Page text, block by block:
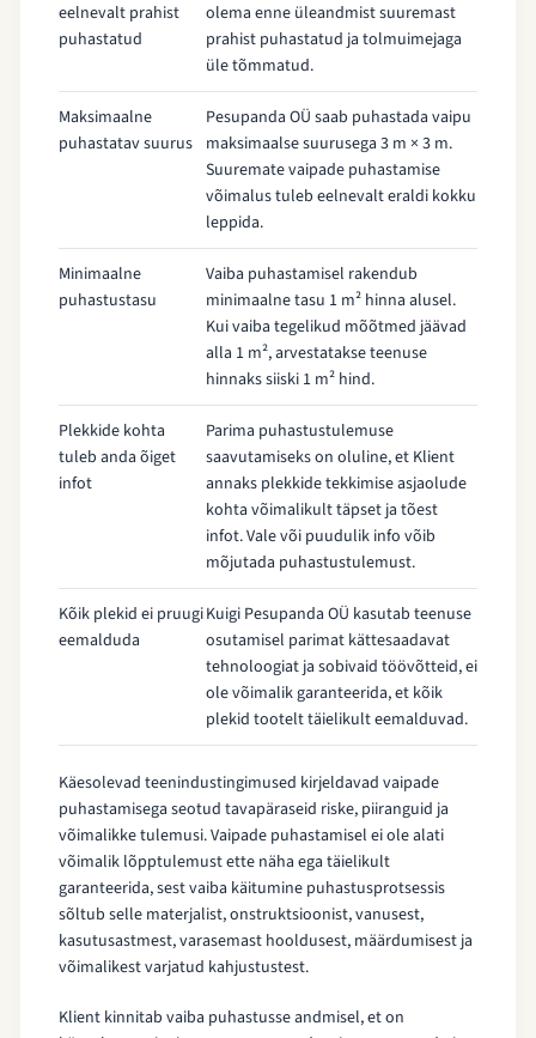
eelnevalt prahist
puhastatud
olema enne üleandmist suuremast
prahist puhastatud ja tolmuimejaga
üle tõmmatud.
Maksimaalne
puhastatav suurus
Pesupanda OÜ saab puhastada vaipu
maksimaalse suurusega 3 m × 3 m.
Suuremate vaipade puhastamise
võimalus tuleb eelnevalt eraldi kokku
leppida.
Minimaalne
puhastustasu
Vaiba puhastamisel rakendub
minimaalne tasu 1 m² hinna alusel.
Kui vaiba tegelikud mõõtmed jäävad
alla 1 m², arvestatakse teenuse
hinnaks siiski 1 m² hind.
Plekkide kohta
tuleb anda õiget
infot
Parima puhastustulemuse
saavutamiseks on oluline, et Klient
annaks plekkide tekkimise asjaolude
kohta võimalikult täpset ja tõest
infot. Vale või puudulik info võib
mõjutada puhastustulemust.
Kõik plekid ei pruugi
eemalduda
Kuigi Pesupanda OÜ kasutab teenuse
osutamisel parimat kättesaadavat
tehnoloogiat ja sobivaid töövõtteid, ei
ole võimalik garanteerida, et kõik
plekid tootelt täielikult eemalduvad.
Käesolevad teenindustingimused kirjeldavad vaipade
puhastamisega seotud tavapäraseid riske, piiranguid ja
võimalikke tulemusi. Vaipade puhastamisel ei ole alati
võimalik lõpptulemust ette näha ega täielikult
garanteerida, sest vaiba käitumine puhastusprotsessis
sõltub selle materjalist, onstruktsioonist, vanusest,
kasutusastmest, varasemast hooldusest, määrdumisest ja
võimalikest varjatud kahjustustest.
Klient kinnitab vaiba puhastusse andmisel, et on